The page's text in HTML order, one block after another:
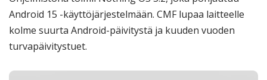
Android 15 -käyttöjärjestelmään. CMF lupaa laitteelle
kolme suurta Android-päivitystä ja kuuden vuoden
turvapäivitystuet.